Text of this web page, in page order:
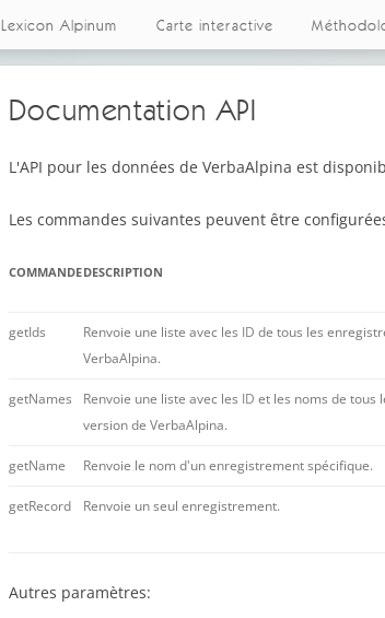
Lexicon Alpinum Carte interactive
Documentation API
L'API pour les données de VerbaAlpina est
Les commandes suivantes peuvent être
COMMANDEDESCRIPTION
getIds Renvoie une liste avec les ID de tous les
VerbaAlpina.
getNames Renvoie une liste avec les ID et les noms de tous
version de VerbaAlpina.
getName Renvoie le nom d'un enregistrement spécifique.
getRecord Renvoie un seul enregistrement.
Autres paramètres: